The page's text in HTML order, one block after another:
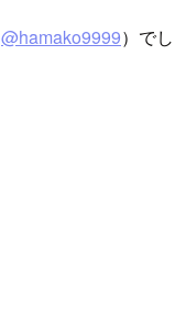
@hamako9999）でし